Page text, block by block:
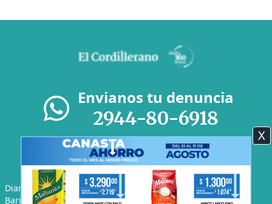
Envianos tu denuncia
2944-80-6918
Diario El Cordillerano - F.P.Moreno 975 S.C. de Bariloche -
Bariloche Argentina | Tel: +54 9 2944 80-6918 | Email:
X